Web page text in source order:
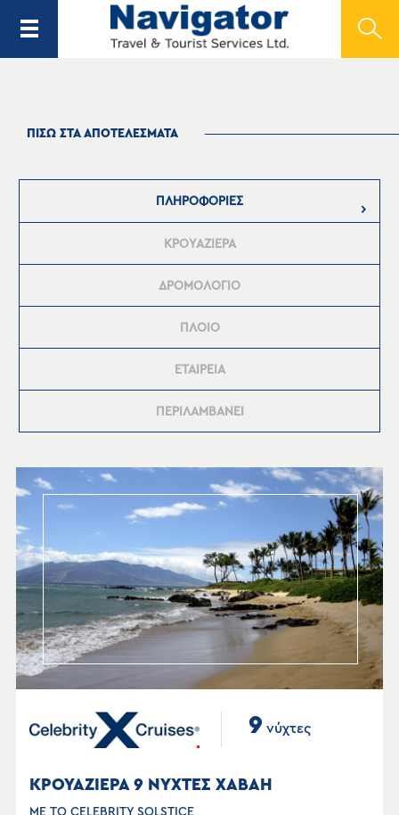
ΠΙΣΩ ΣΤΑ ΑΠΟΤΕΛΕΣΜΑΤΑ
ΠΛΗΡΟΦΟΡΙΕΣ
ΚΡΟΥΑΖΙΕΡΑ
ΔΡΟΜΟΛΟΓΙΟ
ΠΛΟΙΟ
ΕΤΑΙΡΕΙΑ
ΠΕΡΙΛΑΜΒΑΝΕΙ
9 νύχτες
ΚΡΟΥΑΖΙΕΡΑ 9 ΝΥΧΤΕΣ ΧΑΒΑΗ
ΜΕ ΤΟ CELEBRITY SOLSTICE